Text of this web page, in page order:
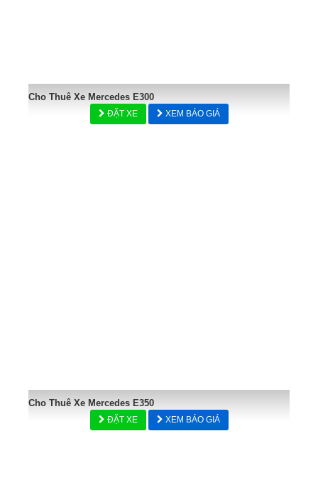
Cho Thuê Xe Mercedes E300
ĐẶT XE XEM BÁO GIÁ
Cho Thuê Xe Mercedes E350
ĐẶT XE XEM BÁO GIÁ